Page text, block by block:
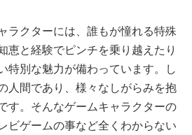
ラクターには、誰もが憧れる特殊
恵と経験でピンチを乗り越えたり
特別な魅力が備わっています。し
人間であり、様々なしがらみを抱
す。そんなゲームキャラクターの
ビゲームの事など全くわからない